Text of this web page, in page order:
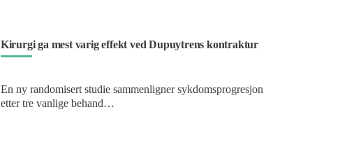
Kirurgi ga mest varig effekt ved Dupuytrens kontraktur
En ny randomisert studie sammenligner sykdomsprogresjon
etter tre vanlige behand…